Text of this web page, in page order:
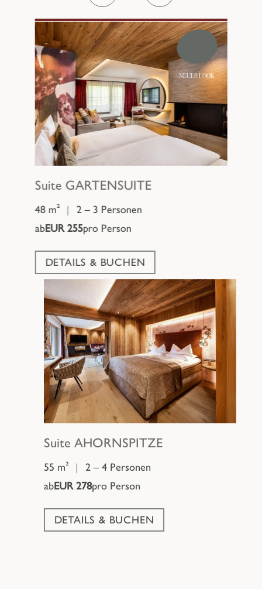
Suite GARTENSUITE
48 m² |
2 – 3 Personen
abEUR 255pro Person
DETAILS & BUCHEN
NEUER LOOK
SuiteAHORNSPITZE
55 m² |
2 – 4 Personen
abEUR 278pro Person
DETAILS & BUCHEN